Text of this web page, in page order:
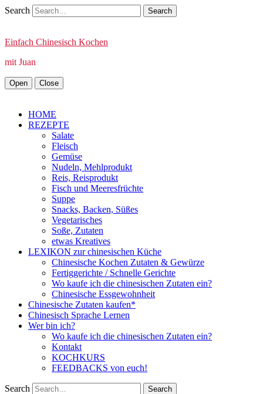
Search
Einfach Chinesisch Kochen
mit Juan
Open Close
HOME
REZEPTE
Salate
Fleisch
Gemüse
Nudeln, Mehlprodukt
Reis, Reisprodukt
Fisch und Meeresfrüchte
Suppe
Snacks, Backen, Süßes
Vegetarisches
Soße, Zutaten
etwas Kreatives
LEXIKON zur chinesischen Küche
Chinesische Kochen Zutaten & Gewürze
Fertiggerichte / Schnelle Gerichte
Wo kaufe ich die chinesischen Zutaten ein?
Chinesische Essgewohnheit
Chinesische Zutaten kaufen*
Chinesisch Sprache Lernen
Wer bin ich?
Wo kaufe ich die chinesischen Zutaten ein?
Kontakt
KOCHKURS
FEEDBACKS von euch!
Search